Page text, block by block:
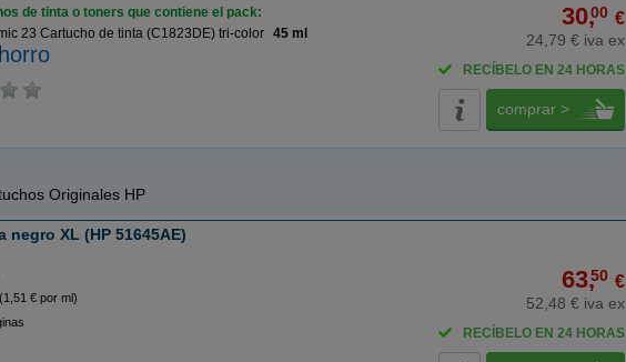
de tinta o toners que contiene el pack:
23 Cartucho de tinta (C1823DE) tri-color 45 ml
30,00 €
24,79 € iva ex
RECÍBELO EN 24 HORAS
comprar >
Originales HP
negro XL (HP 51645AE)
(1,51 € por ml)
63,50 €
52,48 € iva ex
RECÍBELO EN 24 HORAS